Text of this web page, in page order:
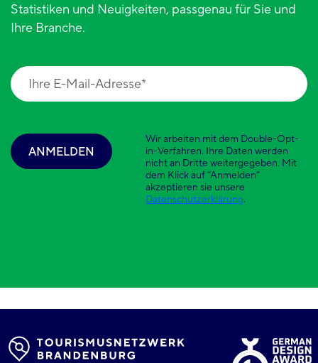
Statistiken und Neuigkeiten, passgenau für Sie und
Ihre Branche.
Wir arbeiten mit dem Double-Opt-
in-Verfahren. Ihre Daten werden
nicht an Dritte weitergegeben. Mit
dem Klick auf “Anmelden”
akzeptieren sie unsere
Datenschutzerklärung.
ANMELDEN